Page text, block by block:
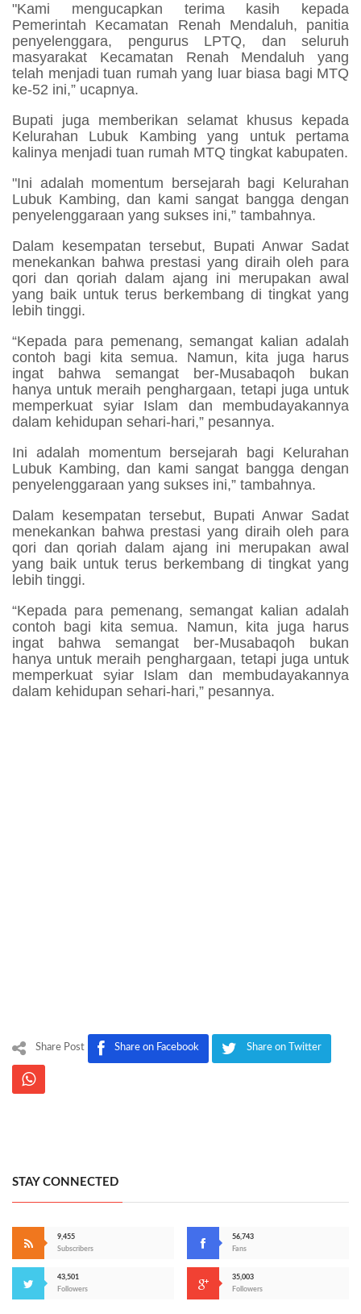
"Kami mengucapkan terima kasih kepada
Pemerintah Kecamatan Renah Mendaluh, panitia
penyelenggara, pengurus LPTQ, dan seluruh
masyarakat Kecamatan Renah Mendaluh yang
telah menjadi tuan rumah yang luar biasa bagi MTQ
ke-52 ini,” ucapnya.
Bupati juga memberikan selamat khusus kepada
Kelurahan Lubuk Kambing yang untuk pertama
kalinya menjadi tuan rumah MTQ tingkat kabupaten.
"Ini adalah momentum bersejarah bagi Kelurahan
Lubuk Kambing, dan kami sangat bangga dengan
penyelenggaraan yang sukses ini,” tambahnya.
Dalam kesempatan tersebut, Bupati Anwar Sadat
menekankan bahwa prestasi yang diraih oleh para
qori dan qoriah dalam ajang ini merupakan awal
yang baik untuk terus berkembang di tingkat yang
lebih tinggi.
“Kepada para pemenang, semangat kalian adalah
contoh bagi kita semua. Namun, kita juga harus
ingat bahwa semangat ber-Musabaqoh bukan
hanya untuk meraih penghargaan, tetapi juga untuk
memperkuat syiar Islam dan membudayakannya
dalam kehidupan sehari-hari,” pesannya.
Ini adalah momentum bersejarah bagi Kelurahan
Lubuk Kambing, dan kami sangat bangga dengan
penyelenggaraan yang sukses ini,” tambahnya.
Dalam kesempatan tersebut, Bupati Anwar Sadat
menekankan bahwa prestasi yang diraih oleh para
qori dan qoriah dalam ajang ini merupakan awal
yang baik untuk terus berkembang di tingkat yang
lebih tinggi.
“Kepada para pemenang, semangat kalian adalah
contoh bagi kita semua. Namun, kita juga harus
ingat bahwa semangat ber-Musabaqoh bukan
hanya untuk meraih penghargaan, tetapi juga untuk
memperkuat syiar Islam dan membudayakannya
dalam kehidupan sehari-hari,” pesannya.
Share Post Share on Facebook Share on Twitter
STAY CONNECTED
9,455
Subscribers
56,743
Fans
43,501
Followers
35,003
Followers